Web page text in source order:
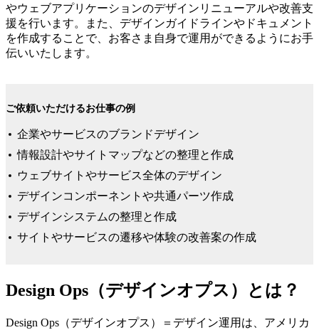
やウェブアプリケーションのデザインリニューアルや改善支
援を行います。また、デザインガイドラインやドキュメント
を作成することで、お客さま自身で運用ができるようにお手
伝いいたします。
ご依頼いただけるお仕事の例
企業やサービスのブランドデザイン
情報設計やサイトマップなどの整理と作成
ウェブサイトやサービス全体のデザイン
デザインコンポーネントや共通パーツ作成
デザインシステムの整理と作成
サイトやサービスの遷移や体験の改善案の作成
Design Ops（デザインオプス）とは？
Design Ops（デザインオプス）＝デザイン運用は、アメリカ